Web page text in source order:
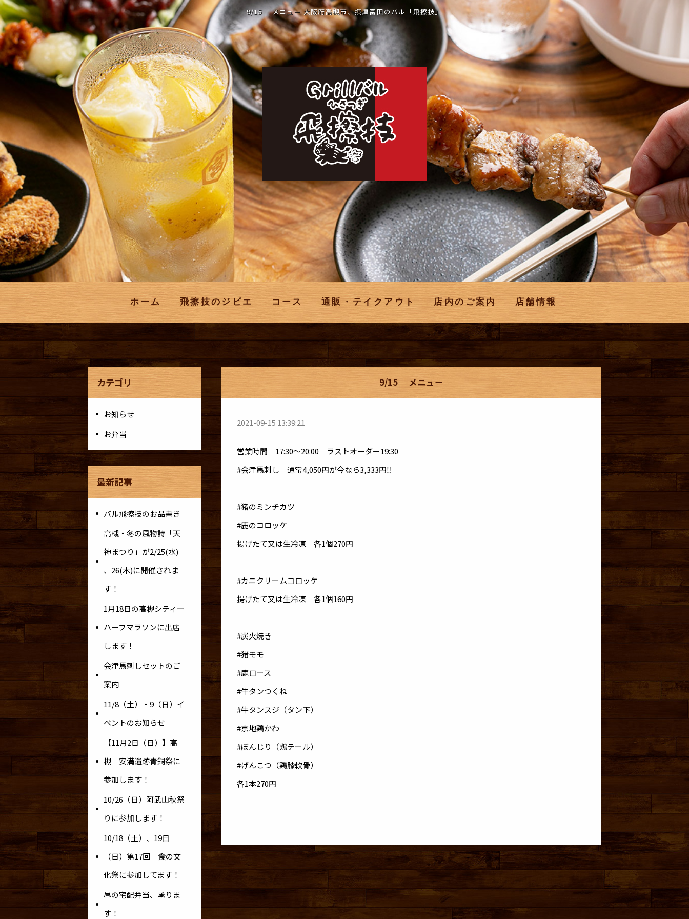
9/15 メニュー 大阪府高槻市、摂津富田のバル「飛擦技」
ホーム 飛擦技のジビエ コース 通販・テイクアウト 店内のご案内 店舗情報
カテゴリ
お知らせ
お弁当
最新記事
バル飛擦技のお品書き
高槻・冬の風物詩「天
神まつり」が2/25(水)
、26(木)に開催されま
す！
1月18日の高槻シティー
ハーフマラソンに出店
します！
会津馬刺しセットのご
案内
11/8（土）・9（日）イ
ベントのお知らせ
【11月2日（日）】高
槻 安満遺跡青銅祭に
参加します！
10/26（日）阿武山秋祭
りに参加します！
10/18（土）、19日
（日）第17回 食の文
化祭に参加してます！
昼の宅配弁当、承りま
す！
9/15 メニュー
2021-09-15 13:39:21
営業時間 17:30～20:00 ラストオーダー19:30
#会津馬刺し 通常4,050円が今なら3,333円‼️
#猪のミンチカツ
#鹿のコロッケ
揚げたて又は生冷凍 各1個270円
#カニクリームコロッケ
揚げたて又は生冷凍 各1個160円
#炭火焼き
#猪モモ
#鹿ロース
#牛タンつくね
#牛タンスジ（タン下）
#京地鶏かわ
#ぼんじり（鶏テール）
#げんこつ（鶏膝軟骨）
各1本270円